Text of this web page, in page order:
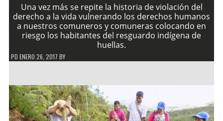
Una vez más se repite la historia de violación del
derecho a la vida vulnerando los derechos humanos
a nuestros comuneros y comuneras colocando en
riesgo los habitantes del resguardo indígena de
huellas.
PD ENERO 26, 2017 BY